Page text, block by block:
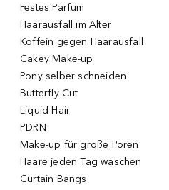
Festes Parfum
Haarausfall im Alter
Koffein gegen Haarausfall
Cakey Make-up
Pony selber schneiden
Butterfly Cut
Liquid Hair
PDRN
Make-up für große Poren
Haare jeden Tag waschen
Curtain Bangs